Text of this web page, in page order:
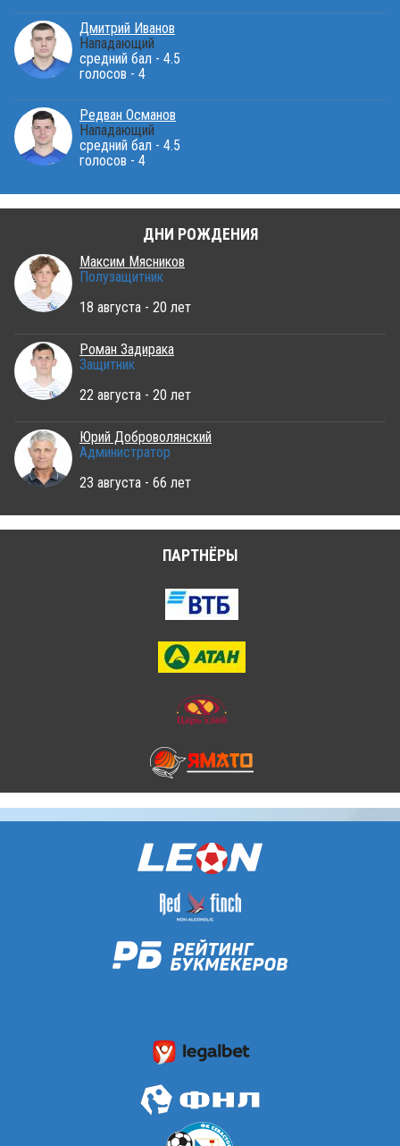
Дмитрий Иванов
Нападающий
средний бал - 4.5
голосов - 4
Редван Османов
Нападающий
средний бал - 4.5
голосов - 4
ДНИ РОЖДЕНИЯ
Максим Мясников
Полузащитник
18 августа - 20 лет
Роман Задирака
Защитник
22 августа - 20 лет
Юрий Доброволянский
Администратор
23 августа - 66 лет
ПАРТНЁРЫ